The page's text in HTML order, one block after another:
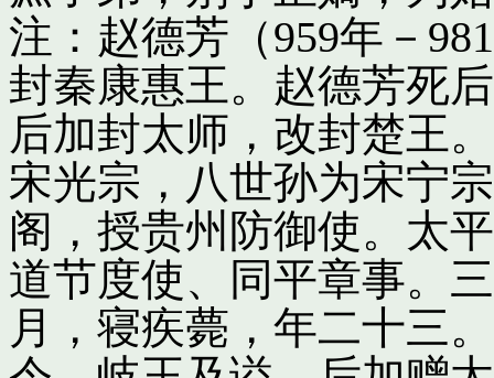
注：赵德芳（959年－
封秦康惠王。赵德芳死
后加封太师，改封楚王
宋光宗，八世孙为宋宁
阁，授贵州防御使。太
道节度使、同平章事。
月，寝疾薨，年二十三